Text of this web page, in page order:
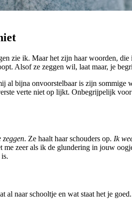
zie ik. Maar het zijn haar woorden,
Alsof ze zeggen wil, laat maar, je
bijna onvoorstelbaar is zijn
verte niet op lijkt. Onbegrijpelijk
zeggen. Ze haalt haar schouders op. Ik
zeer als ik de glundering in jouw
naar schooltje en wat staat het je